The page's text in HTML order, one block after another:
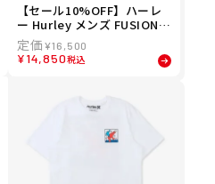
【セール10%OFF】ハーレ
ー Hurley メンズ FUSION U
V HOODY JACKET ロングタ
ッパー サーフィン ウエット
スーツ MZHJKF 26SP
¥16,500
¥14,850税込